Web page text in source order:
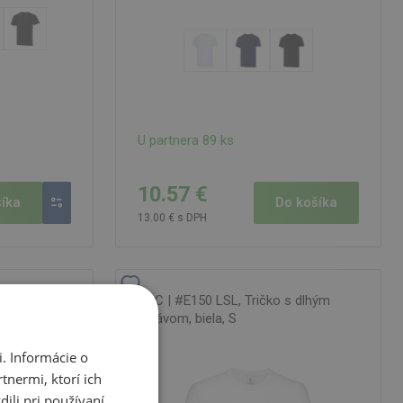
U partnera 89 ks
10.57 €
13.00 € s DPH
Do košíka
XS
B&C | #E150 LSL, Tričko s dlhým
rukávom, biela, S
Informácie o
ktorí ich